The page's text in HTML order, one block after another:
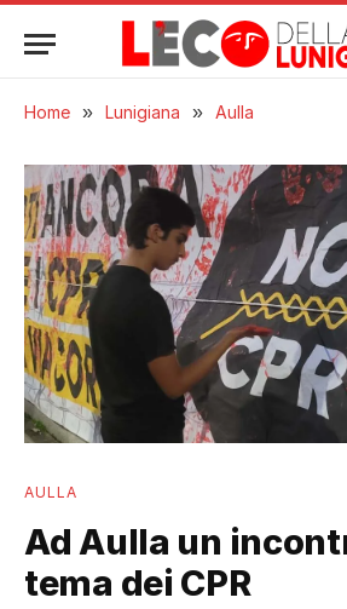
Home » Lunigiana » Aulla
AULLA
Ad Aulla un
tema dei CPR